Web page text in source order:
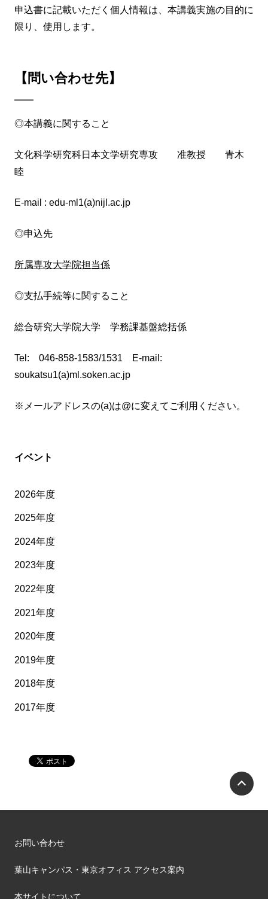
申込書に記載いただく個人情報は、本講義実施の目的に
限り、使用します。
【問い合わせ先】
◎本講義に関すること
文化科学研究科日本文学研究専攻 准教授 青木
睦
E-mail : edu-ml1(a)nijl.ac.jp
◎申込先
所属専攻大学院担当係
◎支払手続等に関すること
総合研究大学院大学 学務課基盤総括係
Tel: 046-858-1583/1531 E-mail:
soukatsu1(a)ml.soken.ac.jp
※メールアドレスの(a)は@に変えてご利用ください。
イベント
2026年度
2025年度
2024年度
2023年度
2022年度
2021年度
2020年度
2019年度
2018年度
2017年度
お問い合わせ
葉山キャンパス・東京オフィス アクセス案内
本サイトについて